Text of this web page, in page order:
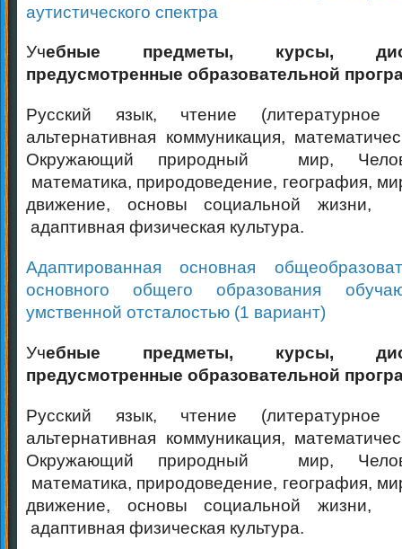
аутистического спектра
Учебные предметы, курсы,
предусмотренные образовательной
Русский язык, чтение
альтернативная коммуникация,
Окружающий природный мир,
математика, природоведение, география,
движение, основы социальной жизни,
адаптивная физическая культура.
Адаптированная основная
основного общего образования
умственной отсталостью (1 вариант)
Учебные предметы, курсы,
предусмотренные образовательной
Русский язык, чтение
альтернативная коммуникация,
Окружающий природный мир,
математика, природоведение, география,
движение, основы социальной жизни,
адаптивная физическая культура.